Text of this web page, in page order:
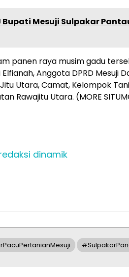
Bupati Mesuji Sulpakar
panen raya musim gadu
Elfianah, Anggota DPRD Mesuji
Utara, Camat, Kelompok
Rawajitu Utara. (MORE
dinamik